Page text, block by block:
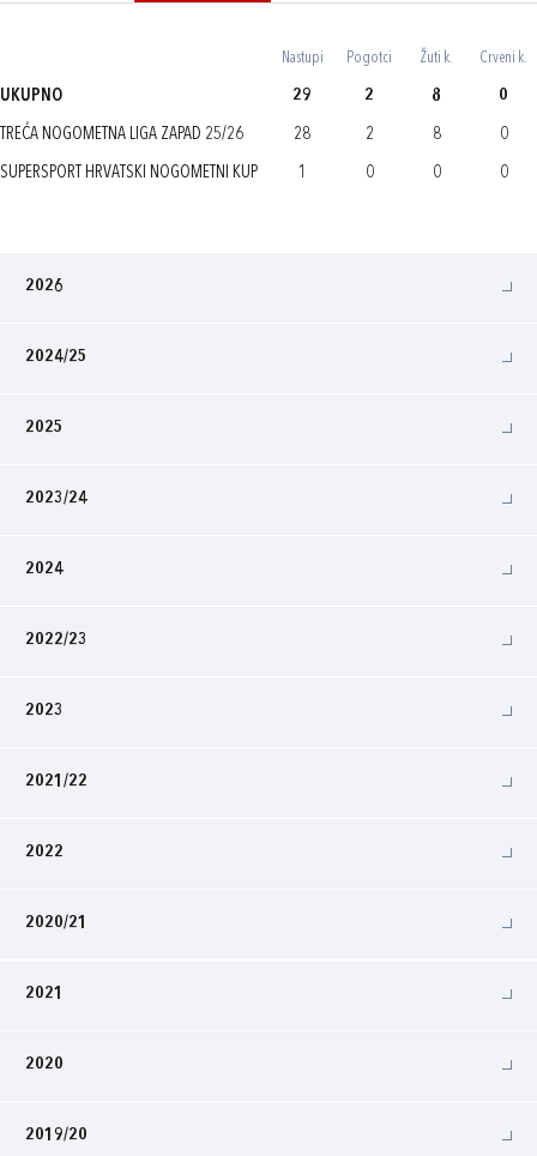
Nastupi Pogotci Žuti k. Crveni k.
UKUPNO 29 2 8 0
TREĆA NOGOMETNA LIGA ZAPAD 25/26 28 2 8 0
SUPERSPORT HRVATSKI NOGOMETNI KUP 1 0 0 0
2026
2024/25
2025
2023/24
2024
2022/23
2023
2021/22
2022
2020/21
2021
2020
2019/20